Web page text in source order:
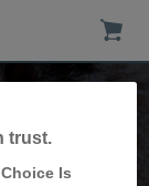
trust.
Is